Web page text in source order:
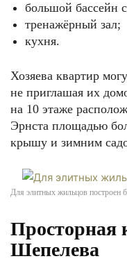
большой бассейн
тренажёрный зал;
кухня.
Хозяева квартир
не приглашая их
на 10 этаже
Эрнста площадью
крышу и зимним
Для элитных жильцов построен
Просторная
Шепелева